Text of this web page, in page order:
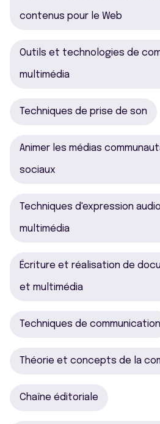
contenus pour le Web
Outils et technologies de
multimédia
Techniques de prise de son
Animer les médias
sociaux
Techniques d'expression
multimédia
Écriture et réalisation de
et multimédia
Techniques de communication
Théorie et concepts de la
Chaîne éditoriale